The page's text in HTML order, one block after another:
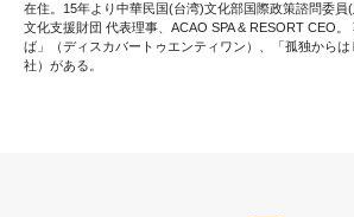
在住。15年より中華民国(台湾)文化部国際政策諮問委員
文化支援財団 代表理事、ACAO SPA & RESORT CEO
ば」（ディスカバートゥエンティワン）、「孤独から
社）がある。